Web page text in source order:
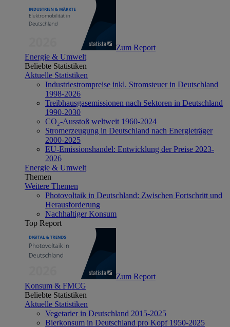
Zum Report
Energie & Umwelt
Beliebte Statistiken
Aktuelle Statistiken
Industriestrompreise inkl. Stromsteuer in Deutschland
1998-2026
Treibhausgasemissionen nach Sektoren in Deutschland
1990-2030
CO₂-Ausstoß weltweit 1960-2024
Stromerzeugung in Deutschland nach Energieträger
2000-2025
EU-Emissionshandel: Entwicklung der Preise 2023-
2026
Energie & Umwelt
Themen
Weitere Themen
Photovoltaik in Deutschland: Zwischen Fortschritt und
Herausforderung
Nachhaltiger Konsum
Top Report
Zum Report
Konsum & FMCG
Beliebte Statistiken
Aktuelle Statistiken
Vegetarier in Deutschland 2015-2025
Bierkonsum in Deutschland pro Kopf 1950-2025